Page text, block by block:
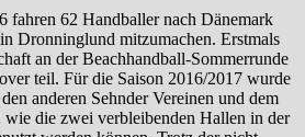
fahren 62 Handballer nach Dänemark
Dronninglund mitzumachen. Erstmals
an der Beachhandball-Sommerrunde
teil. Für die Saison 2016/2017 wurde
anderen Sehnder Vereinen und dem
wie die zwei verbleibenden Hallen in der